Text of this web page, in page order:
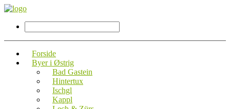
Forside
Byer i Østrig
Bad Gastein
Hintertux
Ischgl
Kappl